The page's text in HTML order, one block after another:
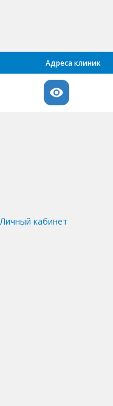
Адреса клиник
Личный кабинет